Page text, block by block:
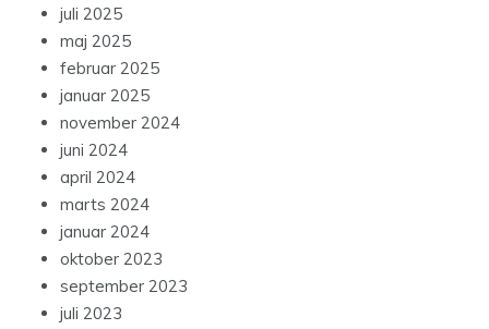
juli 2025
maj 2025
februar 2025
januar 2025
november 2024
juni 2024
april 2024
marts 2024
januar 2024
oktober 2023
september 2023
juli 2023